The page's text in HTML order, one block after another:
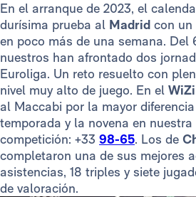
En el arranque de 2023, el
durísima prueba al Madrid con un
en poco más de una semana. Del
nuestros han afrontado dos
Euroliga. Un reto resuelto con
nivel muy alto de juego. En el
al Maccabi por la mayor
temporada y la novena en
competición: +33 98-65. Los de
completaron una de sus mejores
asistencias, 18 triples y siete
de valoración.